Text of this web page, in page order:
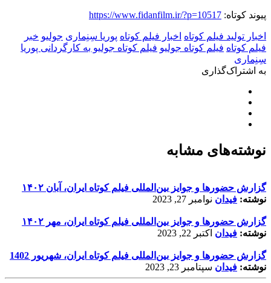
پیوند کوتاه: https://www.fidanfilm.ir/?p=10517
اخبار تولید فیلم کوتاه اخبار فیلم کوتاه پوریا سِنِماری جولیو خبر
فیلم کوتاه فیلم کوتاه جولیو فیلم کوتاه جولیو به کارگردانی پوریا
سِنِماری
به اشتراک‌گذاری
نوشته‌های مشابه
گزارش حضورها و جوایز بین‌المللی فیلم کوتاه ایران، آبان ۱۴۰۲
نوشته: فیدان نوامبر 27, 2023
گزارش حضورها و جوایز بین‌المللی فیلم کوتاه ایران، مهر ۱۴۰۲
نوشته: فیدان اکتبر 22, 2023
گزارش حضورها و جوایز بین‌المللی فیلم کوتاه ایران، شهریور 1402
نوشته: فیدان سپتامبر 23, 2023